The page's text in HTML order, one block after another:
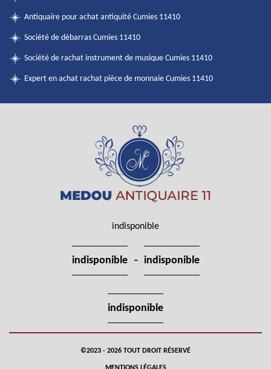
Antiquaire pour achat antiquité Cumies 11410
Société de débarras Cumies 11410
Société de rachat instrument de musique Cumies 11410
Expert en achat rachat pièce de monnaie Cumies 11410
indisponible
indisponible - indisponible
indisponible
©2023 - 2026 TOUT DROIT RÉSERVÉ